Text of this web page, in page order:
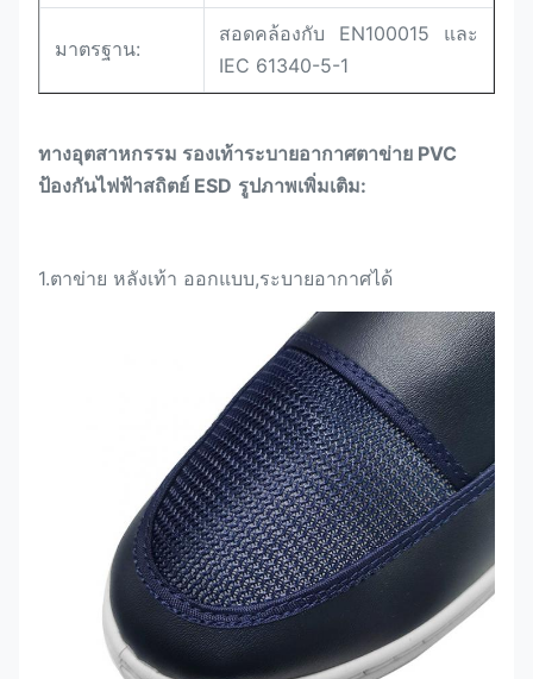
มาตรฐาน:
สอดคล้องกับ EN100015 และ
IEC 61340-5-1
ทางอุตสาหกรรม รองเท้าระบายอากาศตาข่าย PVC
ป้องกันไฟฟ้าสถิตย์ ESD รูปภาพเพิ่มเติม:
1.ตาข่าย หลังเท้า ออกแบบ,ระบายอากาศได้